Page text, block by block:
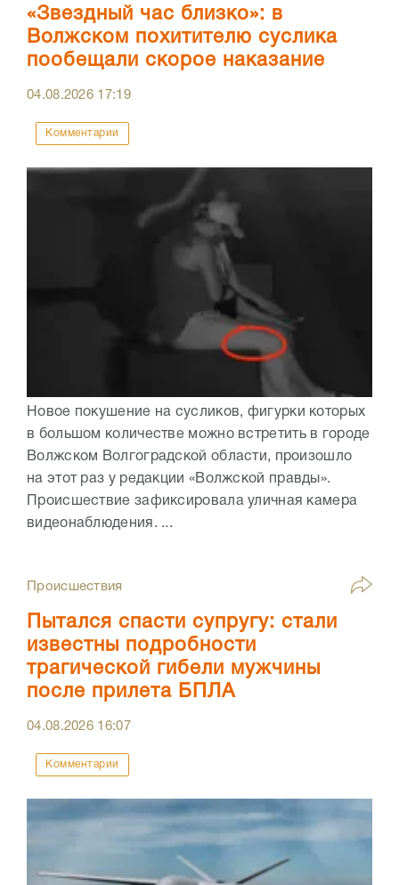
«Звездный час близко»: в
Волжском похитителю суслика
пообещали скорое наказание
04.08.2026 17:19
Комментарии
Новое покушение на сусликов, фигурки которых
в большом количестве можно встретить в городе
Волжском Волгоградской области, произошло
на этот раз у редакции «Волжской правды».
Происшествие зафиксировала уличная камера
видеонаблюдения. ...
Происшествия
Пытался спасти супругу: стали
известны подробности
трагической гибели мужчины
после прилета БПЛА
04.08.2026 16:07
Комментарии